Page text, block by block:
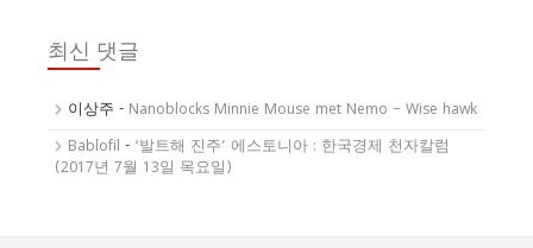
최신 댓글
이상주 - Nanoblocks Minnie Mouse met Nemo – Wise hawk
Bablofil - ‘발트해 진주’ 에스토니아 : 한국경제 천자칼럼
(2017년 7월 13일 목요일)